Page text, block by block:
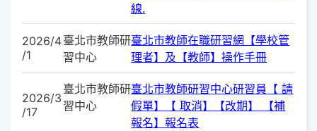
線.
2026/4
/1
臺北市教師研
習中心
臺北市教師在職研習網【學校管
理者】及【教師】操作手冊
2026/3
/17
臺北市教師研
習中心
臺北市教師研習中心研習員【 請
假單】【 取消】【改期】 【補
報名】報名表